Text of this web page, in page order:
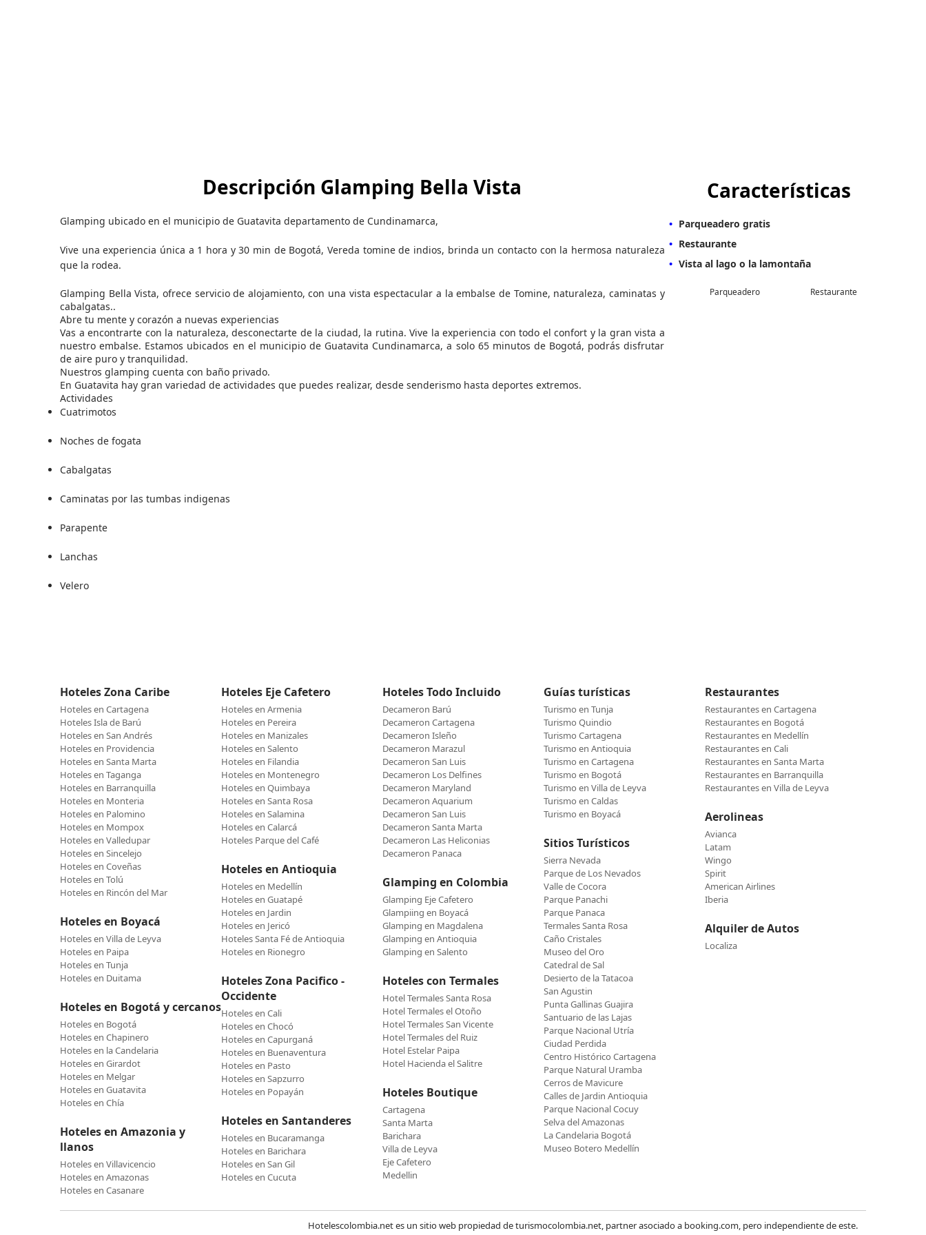
Descripción Glamping Bella Vista
Glamping ubicado en el municipio de Guatavita departamento de Cundinamarca,
Vive una experiencia única a 1 hora y 30 min de Bogotá, Vereda tomine de indios, brinda un contacto con la hermosa naturaleza
que la rodea.
Glamping Bella Vista, ofrece servicio de alojamiento, con una vista espectacular a la embalse de Tomine, naturaleza, caminatas y
cabalgatas..
Abre tu mente y corazón a nuevas experiencias
Vas a encontrarte con la naturaleza, desconectarte de la ciudad, la rutina. Vive la experiencia con todo el confort y la gran vista a
nuestro embalse. Estamos ubicados en el municipio de Guatavita Cundinamarca, a solo 65 minutos de Bogotá, podrás disfrutar
de aire puro y tranquilidad.
Nuestros glamping cuenta con baño privado.
En Guatavita hay gran variedad de actividades que puedes realizar, desde senderismo hasta deportes extremos.
Actividades
Cuatrimotos
Noches de fogata
Cabalgatas
Caminatas por las tumbas indigenas
Parapente
Lanchas
Velero
Características
Parqueadero gratis
Restaurante
Vista al lago o la lamontaña
Parqueadero Restaurante
Hoteles Zona Caribe
Hoteles en Cartagena
Hoteles Isla de Barú
Hoteles en San Andrés
Hoteles en Providencia
Hoteles en Santa Marta
Hoteles en Taganga
Hoteles en Barranquilla
Hoteles en Monteria
Hoteles en Palomino
Hoteles en Mompox
Hoteles en Valledupar
Hoteles en Sincelejo
Hoteles en Coveñas
Hoteles en Tolú
Hoteles en Rincón del Mar
Hoteles en Boyacá
Hoteles en Villa de Leyva
Hoteles en Paipa
Hoteles en Tunja
Hoteles en Duitama
Hoteles en Bogotá y cercanos
Hoteles en Bogotá
Hoteles en Chapinero
Hoteles en la Candelaria
Hoteles en Girardot
Hoteles en Melgar
Hoteles en Guatavita
Hoteles en Chía
Hoteles en Amazonia y
llanos
Hoteles en Villavicencio
Hoteles en Amazonas
Hoteles en Casanare
Hoteles Eje Cafetero
Hoteles en Armenia
Hoteles en Pereira
Hoteles en Manizales
Hoteles en Salento
Hoteles en Filandia
Hoteles en Montenegro
Hoteles en Quimbaya
Hoteles en Santa Rosa
Hoteles en Salamina
Hoteles en Calarcá
Hoteles Parque del Café
Hoteles en Antioquia
Hoteles en Medellín
Hoteles en Guatapé
Hoteles en Jardin
Hoteles en Jericó
Hoteles Santa Fé de Antioquia
Hoteles en Rionegro
Hoteles Zona Pacifico -
Occidente
Hoteles en Cali
Hoteles en Chocó
Hoteles en Capurganá
Hoteles en Buenaventura
Hoteles en Pasto
Hoteles en Sapzurro
Hoteles en Popayán
Hoteles en Santanderes
Hoteles en Bucaramanga
Hoteles en Barichara
Hoteles en San Gil
Hoteles en Cucuta
Hoteles Todo Incluido
Decameron Barú
Decameron Cartagena
Decameron Isleño
Decameron Marazul
Decameron San Luis
Decameron Los Delfines
Decameron Maryland
Decameron Aquarium
Decameron San Luis
Decameron Santa Marta
Decameron Las Heliconias
Decameron Panaca
Glamping en Colombia
Glamping Eje Cafetero
Glampiing en Boyacá
Glamping en Magdalena
Glamping en Antioquia
Glamping en Salento
Hoteles con Termales
Hotel Termales Santa Rosa
Hotel Termales el Otoño
Hotel Termales San Vicente
Hotel Termales del Ruiz
Hotel Estelar Paipa
Hotel Hacienda el Salitre
Hoteles Boutique
Cartagena
Santa Marta
Barichara
Villa de Leyva
Eje Cafetero
Medellin
Guías turísticas
Turismo en Tunja
Turismo Quindio
Turismo Cartagena
Turismo en Antioquia
Turismo en Cartagena
Turismo en Bogotá
Turismo en Villa de Leyva
Turismo en Caldas
Turismo en Boyacá
Sitios Turísticos
Sierra Nevada
Parque de Los Nevados
Valle de Cocora
Parque Panachi
Parque Panaca
Termales Santa Rosa
Caño Cristales
Museo del Oro
Catedral de Sal
Desierto de la Tatacoa
San Agustin
Punta Gallinas Guajira
Santuario de las Lajas
Parque Nacional Utría
Ciudad Perdida
Centro Histórico Cartagena
Parque Natural Uramba
Cerros de Mavicure
Calles de Jardin Antioquia
Parque Nacional Cocuy
Selva del Amazonas
La Candelaria Bogotá
Museo Botero Medellín
Restaurantes
Restaurantes en Cartagena
Restaurantes en Bogotá
Restaurantes en Medellín
Restaurantes en Cali
Restaurantes en Santa Marta
Restaurantes en Barranquilla
Restaurantes en Villa de Leyva
Aerolineas
Avianca
Latam
Wingo
Spirit
American Airlines
Iberia
Alquiler de Autos
Localiza
Hotelescolombia.net es un sitio web propiedad de turismocolombia.net, partner asociado a booking.com, pero independiente de este.